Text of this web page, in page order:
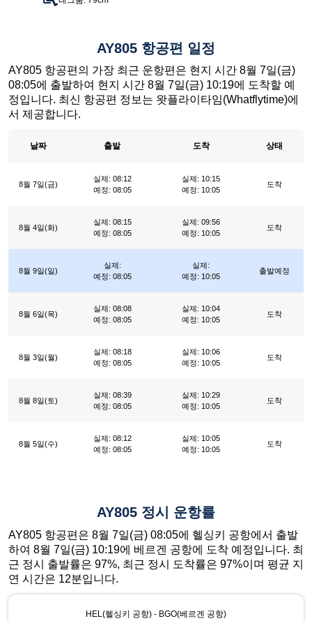
AY805 항공편 일정
AY805 항공편의 가장 최근 운항편은 현지 시간 8월 7일(금)
08:05에 출발하여 현지 시간 8월 7일(금) 10:19에 도착할 예
정입니다. 최신 항공편 정보는 왓플라이타임(Whatflytime)에
서 제공합니다.
날짜 출발 도착 상태
8월 7일(금)
실제: 08:12
예정: 08:05
실제: 10:15
예정: 10:05
도착
8월 4일(화)
실제: 08:15
예정: 08:05
실제: 09:56
예정: 10:05
도착
8월 9일(일)
실제:
예정: 08:05
실제:
예정: 10:05
출발예정
8월 6일(목)
실제: 08:08
예정: 08:05
실제: 10:04
예정: 10:05
도착
8월 3일(월)
실제: 08:18
예정: 08:05
실제: 10:06
예정: 10:05
도착
8월 8일(토)
실제: 08:39
예정: 08:05
실제: 10:29
예정: 10:05
도착
8월 5일(수)
실제: 08:12
예정: 08:05
실제: 10:05
예정: 10:05
도착
AY805 정시 운항률
AY805 항공편은 8월 7일(금) 08:05에 헬싱키 공항에서 출발
하여 8월 7일(금) 10:19에 베르겐 공항에 도착 예정입니다. 최
근 정시 출발률은 97%, 최근 정시 도착률은 97%이며 평균 지
연 시간은 12분입니다.
HEL(헬싱키 공항) - BGO(베르겐 공항)